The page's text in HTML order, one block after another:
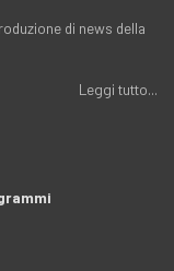
di news della
Leggi tutto...